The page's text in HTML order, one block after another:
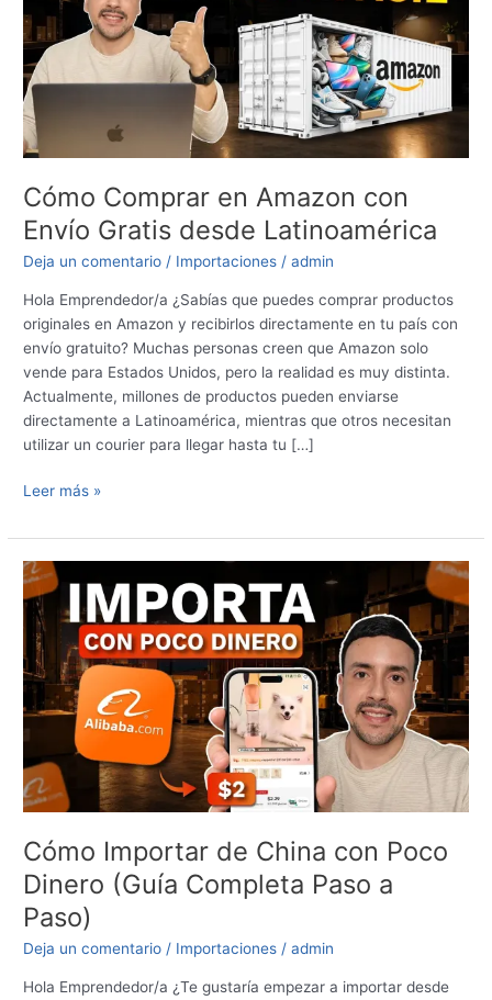
Cómo Comprar en Amazon con
Envío Gratis desde Latinoamérica
Deja un comentario / Importaciones /admin
Hola Emprendedor/a ¿Sabías que puedes comprar productos
originales en Amazon y recibirlos directamente en tu país con
envío gratuito? Muchas personas creen que Amazon solo
vende para Estados Unidos, pero la realidad es muy distinta.
Actualmente, millones de productos pueden enviarse
directamente a Latinoamérica, mientras que otros necesitan
utilizar un courier para llegar hasta tu […]
con
Envío
Gratis
desde
Latinoamérica
Leer más »
Cómo Importar de China con Poco
Dinero (Guía Completa Paso a
Paso)
Deja un comentario / Importaciones /admin
Hola Emprendedor/a ¿Te gustaría empezar a importar desde
Cómo
Importar
de
China
con
Poco
Dinero
(Guía
Completa
Paso
a
Paso)